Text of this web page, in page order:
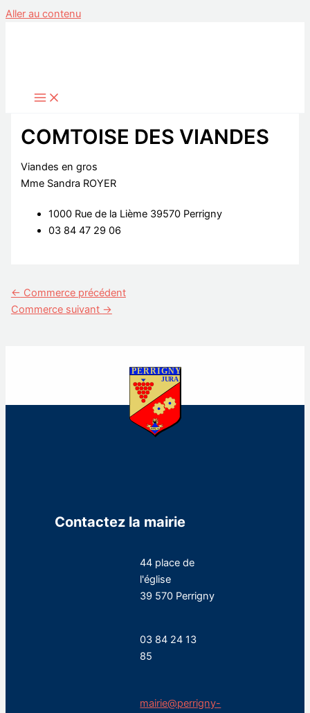
Aller au contenu
COMTOISE DES VIANDES
Viandes en gros
Mme Sandra ROYER
1000 Rue de la Lième 39570 Perrigny
03 84 47 29 06
← Commerce précédent
Commerce suivant →
Contactez la mairie
44 place de
l'église
39 570 Perrigny
03 84 24 13
85
mairie@perrigny-